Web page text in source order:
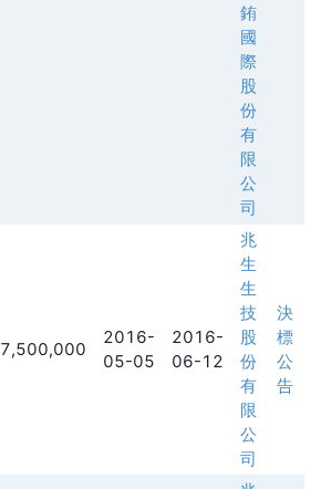
銪
國
際
股
份
有
限
公
司
7,500,000
2016-
05-05
2016-
06-12
兆
生
生
技
股
份
有
限
公
司
決
標
公
告